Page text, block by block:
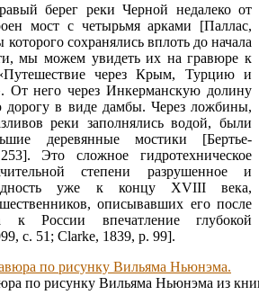
берег реки Черной недалеко от
мост с четырьмя арками [Паллас,
сохранялись вплоть до начала
мы можем увидеть их на гравюре к
через Крым, Турцию и
От него через Инкерманскую долину
в виде дамбы. Через ложбины,
реки заполнялись водой, были
деревянные мостики [Бертье-
Это сложное гидротехническое
степени разрушенное и
уже к концу ΧVIII века,
описывавших его после
к России впечатление глубокой
с. 51; Clarke, 1839, p. 99].
по рисунку Вильяма Ньюнэма из